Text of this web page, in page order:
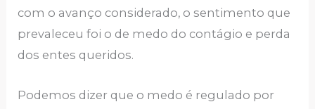
com o avanço considerado, o sentimento que
prevaleceu foi o de medo do contágio e perda
dos entes queridos.
Podemos dizer que o medo é regulado por